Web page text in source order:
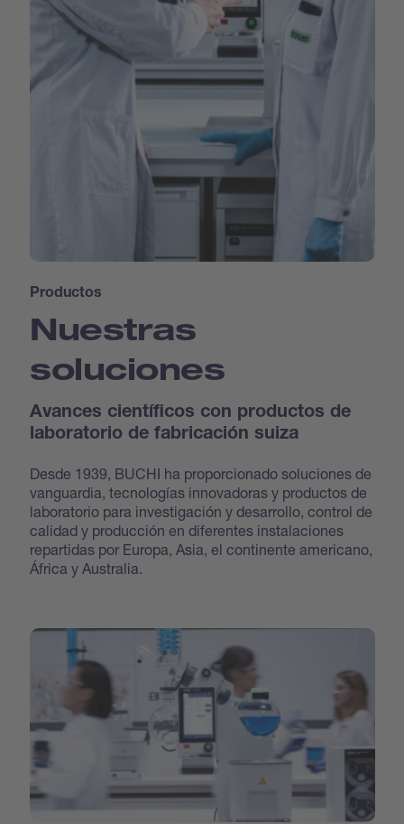
Productos
Nuestras
soluciones
Avances científicos con productos de
laboratorio de fabricación suiza
Desde 1939, BUCHI ha proporcionado soluciones de
vanguardia, tecnologías innovadoras y productos de
laboratorio para investigación y desarrollo, control de
calidad y producción en diferentes instalaciones
repartidas por Europa, Asia, el continente americano,
África y Australia.